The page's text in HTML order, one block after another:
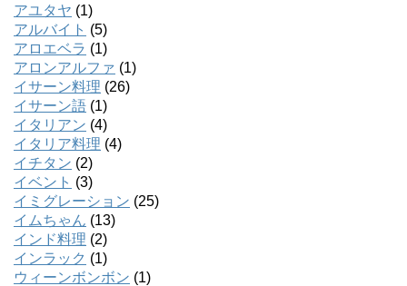
アユタヤ (1)
アルバイト (5)
アロエベラ (1)
アロンアルファ (1)
イサーン料理 (26)
イサーン語 (1)
イタリアン (4)
イタリア料理 (4)
イチタン (2)
イベント (3)
イミグレーション (25)
イムちゃん (13)
インド料理 (2)
インラック (1)
ウィーンボンボン (1)